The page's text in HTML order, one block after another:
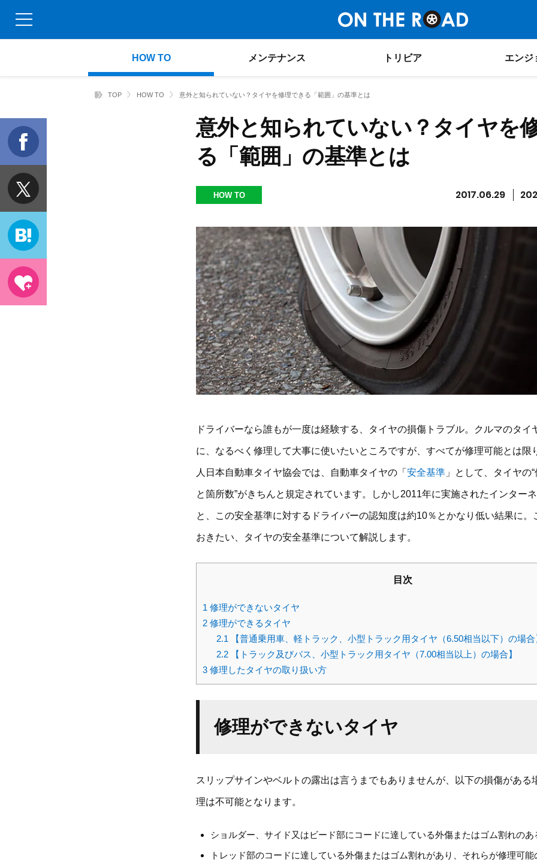
HOW TO メンテナンス トリビア エンジ
TOP HOW TO 意外と知られていない？タイヤを修理できる「範囲」の基準とは
意外と知られていない？タイヤを
る「範囲」の基準とは
HOW TO 2017.06.29
ドライバーなら誰もが一度は経験する、タイヤの損傷トラブル。クルマのタイ
に、なるべく修理して大事に使いたいところですが、すべてが修理可能とは限
人日本自動車タイヤ協会では、自動車タイヤの「 安全基準 」として、タイヤの
と箇所数”がきちんと規定されています。しかし2011年に実施されたインター
と、この安全基準に対するドライバーの認知度は約10％とかなり低い結果に。
おきたい、タイヤの安全基準について解説します。
目次
1 修理ができないタイヤ
2 修理ができるタイヤ
2.1 【普通乗用車、軽トラック、小型トラック用タイヤ（6.50相当以下）の場合
2.2【トラック及びバス、小型トラック用タイヤ（7.00相当以上）の場合】
3 修理したタイヤの取り扱い方
修理ができないタイヤ
スリップサインやベルトの露出は言うまでもありませんが、以下の損傷がある
理は不可能となります。
ショルダー、サイド又はビード部にコードに達している外傷またはゴム割れのあ
トレッド部のコードに達している外傷またはゴム割れがあり、それらが修理可
f
t
h